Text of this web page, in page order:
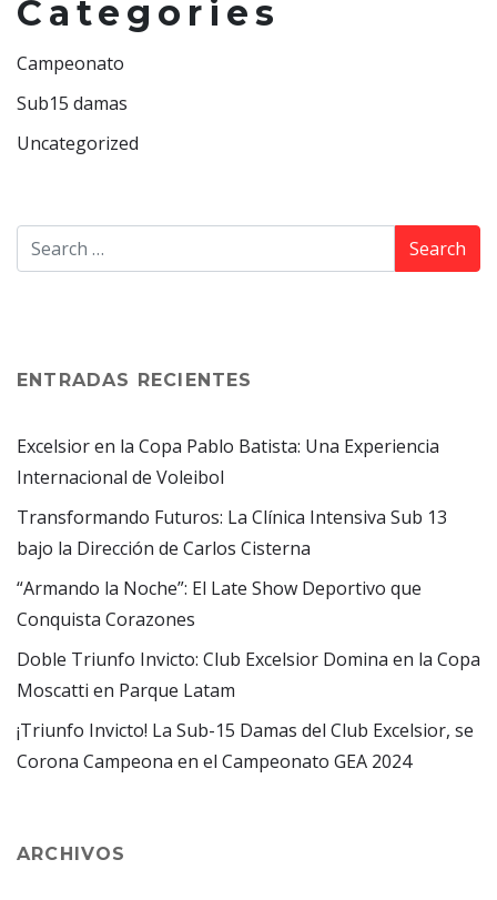
Categories
Campeonato
Sub15 damas
Uncategorized
ENTRADAS RECIENTES
Excelsior en la Copa Pablo Batista: Una Experiencia
Internacional de Voleibol
Transformando Futuros: La Clínica Intensiva Sub 13
bajo la Dirección de Carlos Cisterna
“Armando la Noche”: El Late Show Deportivo que
Conquista Corazones
Doble Triunfo Invicto: Club Excelsior Domina en la Copa
Moscatti en Parque Latam
¡Triunfo Invicto! La Sub-15 Damas del Club Excelsior, se
Corona Campeona en el Campeonato GEA 2024
ARCHIVOS